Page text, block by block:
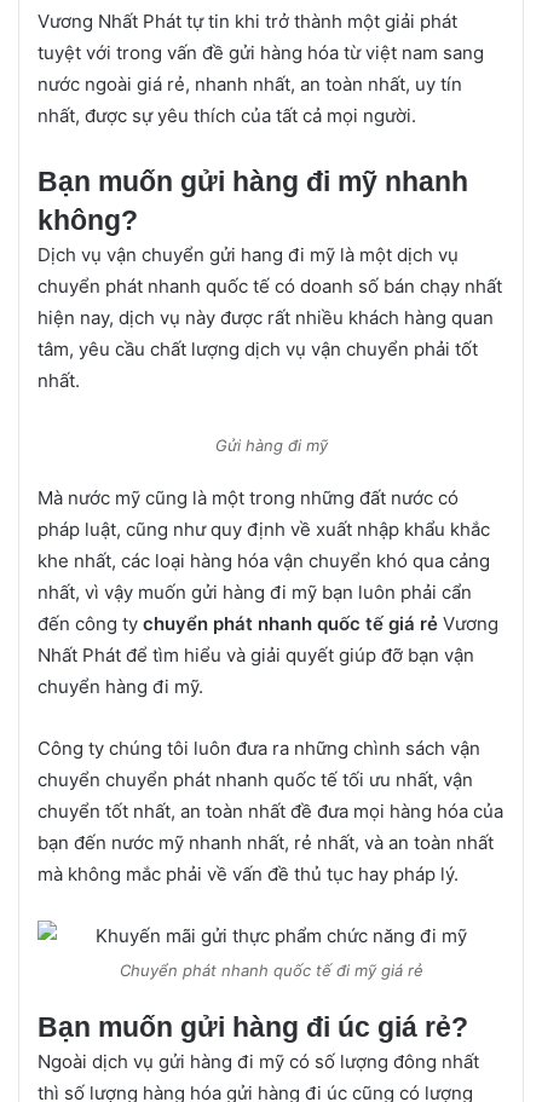
Vương Nhất Phát tự tin khi trở thành một giải phát
tuyệt với trong vấn đề gửi hàng hóa từ việt nam sang
nước ngoài giá rẻ, nhanh nhất, an toàn nhất, uy tín
nhất, được sự yêu thích của tất cả mọi người.
Bạn muốn gửi hàng đi mỹ nhanh
không?
Dịch vụ vận chuyển gửi hang đi mỹ là một dịch vụ
chuyển phát nhanh quốc tế có doanh số bán chạy nhất
hiện nay, dịch vụ này được rất nhiều khách hàng quan
tâm, yêu cầu chất lượng dịch vụ vận chuyển phải tốt
nhất.
Gửi hàng đi mỹ
Mà nước mỹ cũng là một trong những đất nước có
pháp luật, cũng như quy định về xuất nhập khẩu khắc
khe nhất, các loại hàng hóa vận chuyển khó qua cảng
nhất, vì vậy muốn gửi hàng đi mỹ bạn luôn phải cẩn
đến công ty chuyển phát nhanh quốc tế giá rẻ Vương
Nhất Phát để tìm hiểu và giải quyết giúp đỡ bạn vận
chuyển hàng đi mỹ.
Công ty chúng tôi luôn đưa ra những chình sách vận
chuyển chuyển phát nhanh quốc tế tối ưu nhất, vận
chuyển tốt nhất, an toàn nhất đề đưa mọi hàng hóa của
bạn đến nước mỹ nhanh nhất, rẻ nhất, và an toàn nhất
mà không mắc phải về vấn đề thủ tục hay pháp lý.
Chuyển phát nhanh quốc tế đi mỹ giá rẻ
Bạn muốn gửi hàng đi úc giá rẻ?
Ngoài dịch vụ gửi hàng đi mỹ có số lượng đông nhất
thì số lượng hàng hóa gửi hàng đi úc cũng có lượng